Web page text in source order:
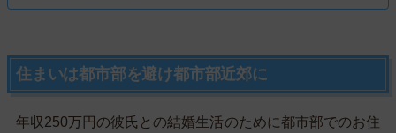
住まいは都市部を避け都市部近郊に
年収250万円の彼氏との結婚生活のために都市部でのお住